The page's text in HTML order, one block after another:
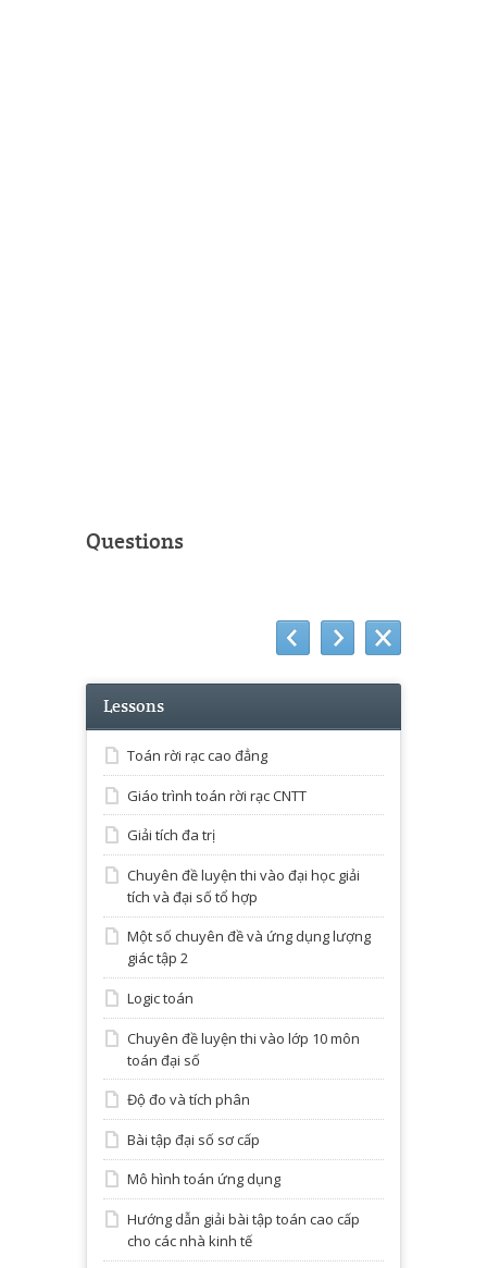
Questions
Lessons
Toán rời rạc cao đẳng
Giáo trình toán rời rạc CNTT
Giải tích đa trị
Chuyên đề luyện thi vào đại học giải
tích và đại số tổ hợp
Một số chuyên đề và ứng dụng lượng
giác tập 2
Logic toán
Chuyên đề luyện thi vào lớp 10 môn
toán đại số
Độ đo và tích phân
Bài tập đại số sơ cấp
Mô hình toán ứng dụng
Hướng dẫn giải bài tập toán cao cấp
cho các nhà kinh tế